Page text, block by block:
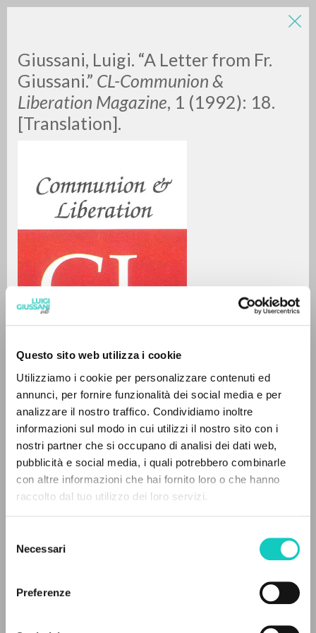
Questo sito web utilizza i cookie
Utilizziamo i cookie per personalizzare contenuti ed
annunci, per fornire funzionalità dei social media e per
analizzare il nostro traffico. Condividiamo inoltre
informazioni sul modo in cui utilizzi il nostro sito con i
nostri partner che si occupano di analisi dei dati web,
pubblicità e social media, i quali potrebbero combinarle
con altre informazioni che hai fornito loro o che hanno
raccolto dal tuo utilizzo dei loro servizi.
delNecessari
Preferenze
Giussani, Luigi. “A Letter from Fr.
Giussani.” CL-Communion &
Liberation Magazine, 1 (1992): 18.
[Translation].
Giussani LuigiAuthor
English
CL-Communion & Liberation Magazine
1992
Pages: 1
LATEST UPDATE
0RESULTS FOUND
THE PROJECT
bibliographic references, full texts in 5
languages, and dedicated thematic sections.